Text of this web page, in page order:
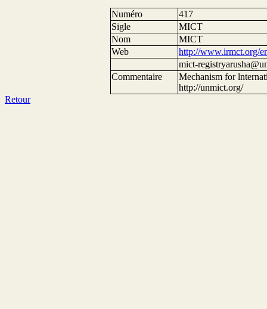
Numéro
417
Sigle
MICT
Nom
MICT
Web
http://www.irmct.org/
mict-
Commentaire
Mechanism for
http://unmict.org/
Retour